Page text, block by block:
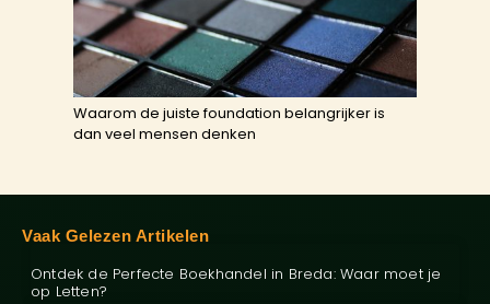
Waarom de juiste foundation belangrijker is
dan veel mensen denken
Vaak Gelezen Artikelen
Ontdek de Perfecte Boekhandel in Breda: Waar moet je
op Letten?